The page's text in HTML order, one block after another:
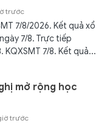
trước
7/8/2026. Kết quả xổ
7/8. Trực tiếp
KQXSMT 7/8. Kết quả...
mở rộng học
trước